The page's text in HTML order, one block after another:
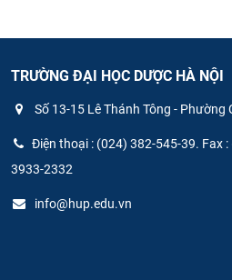
TRƯỜNG ĐẠI HỌC DƯỢC HÀ NỘI
Số 13-15 Lê Thánh Tông -
Điện thoại : (024) 382-545-39. Fax
3933-2332
info@hup.edu.vn